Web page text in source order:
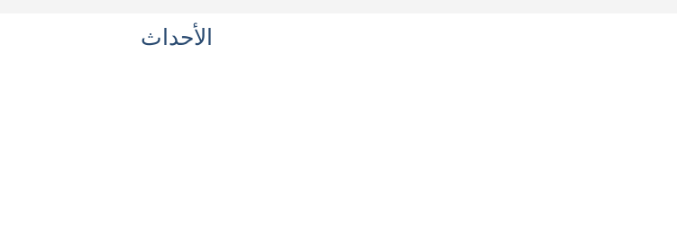
الأحداث